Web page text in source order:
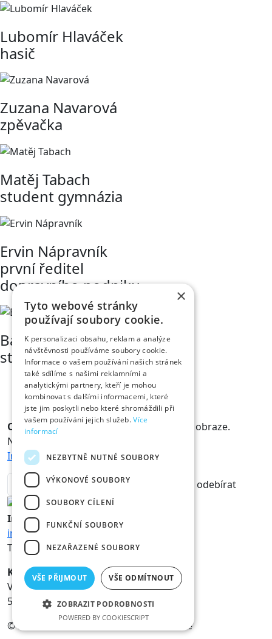
Lubomír Hlaváček
hasič
Zuzana Navarová
zpěvačka
Matěj Tabach
student gymnázia
Ervin Nápravník
první ředitel
dopravního podniku
Bára Chaloupková
studentka
Odběr novinekKrálové a Královny jsou v obraze.
Novinky vám rádi doručíme na mail.
Informace o zpracování osobních údajů
odebírat
Informace
info@hk800.cz
T:
+420 734 561 247
Kancelář oslav
Velké náměstí 1/3
500 03 Hradec Králové
© 2026 Statutární město Hradec Králové
×
Tyto webové stránky
používají soubory cookie.
K personalizaci obsahu, reklam a analýze
návštěvnosti používáme soubory cookie.
Informace o vašem používání našich stránek
také sdílíme s našimi reklamními a
analytickými partnery, kteří je mohou
kombinovat s dalšími informacemi, které
jste jim poskytli nebo které shromáždili při
vašem používání jejich služeb.Více
informací
NEZBYTNĚ NUTNÉ SOUBORY
VÝKONOVÉ SOUBORY
SOUBORY CÍLENÍ
FUNKČNÍ SOUBORY
NEZAŘAZENÉ SOUBORY
VŠE PŘIJMOUT VŠE ODMÍTNOUT
ZOBRAZIT PODROBNOSTI
POWERED BY COOKIESCRIPT